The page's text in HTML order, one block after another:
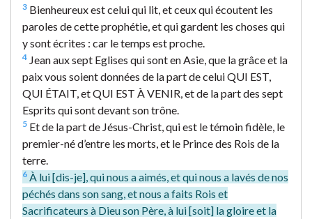
3 Bienheureux est celui qui lit, et ceux qui écoutent les
paroles de cette prophétie, et qui gardent les choses qui
y sont écrites : car le temps est proche.
4 Jean aux sept Eglises qui sont en Asie, que la grâce et la
paix vous soient données de la part de celui QUI EST,
QUI ÉTAIT, et QUI EST À VENIR, et de la part des sept
Esprits qui sont devant son trône.
5 Et de la part de Jésus-Christ, qui est le témoin fidèle, le
premier-né d’entre les morts, et le Prince des Rois de la
terre.
6 À lui [dis-je], qui nous a aimés, et qui nous a lavés de nos
péchés dans son sang, et nous a faits Rois et
Sacrificateurs à Dieu son Père, à lui [soit] la gloire et la